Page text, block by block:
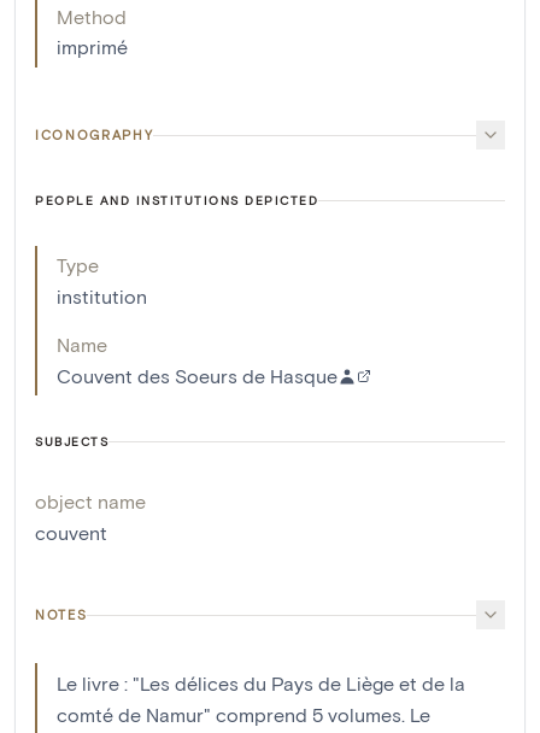
Method
imprimé
ICONOGRAPHY
PEOPLE AND INSTITUTIONS DEPICTED
Type
institution
Name
Couvent des Soeurs de Hasque
SUBJECTS
object name
couvent
NOTES
Le livre : "Les délices du Pays de Liège et de la
comté de Namur" comprend 5 volumes. Le